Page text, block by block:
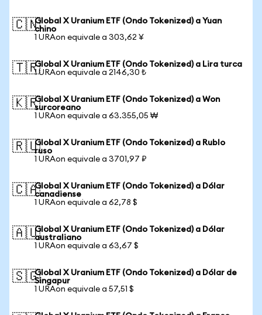
🇨🇳Global X Uranium ETF (Ondo Tokenized) a Yuan
chino
1 URAon equivale a 303,62 ¥
🇹🇷Global X Uranium ETF (Ondo Tokenized) a Lira turca
1 URAon equivale a 2146,30 ₺
🇰🇷Global X Uranium ETF (Ondo Tokenized) a Won
surcoreano
1 URAon equivale a 63.355,05 ₩
🇷🇺Global X Uranium ETF (Ondo Tokenized) a Rublo
ruso
1 URAon equivale a 3701,97 ₽
🇨🇦Global X Uranium ETF (Ondo Tokenized) a Dólar
canadiense
1 URAon equivale a 62,78 $
🇦🇺Global X Uranium ETF (Ondo Tokenized) a Dólar
australiano
1 URAon equivale a 63,67 $
🇸🇬Global X Uranium ETF (Ondo Tokenized) a Dólar de
Singapur
1 URAon equivale a 57,51 $